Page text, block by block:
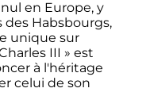
en Europe, y
des Habsbourgs,
unique sur
III » est
à l'héritage
celui de son